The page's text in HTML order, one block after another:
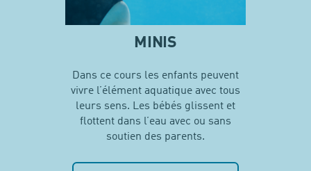
MINIS
Dans ce cours les enfants peuvent
vivre l’élément aquatique avec tous
leurs sens. Les bébés glissent et
flottent dans l’eau avec ou sans
soutien des parents.